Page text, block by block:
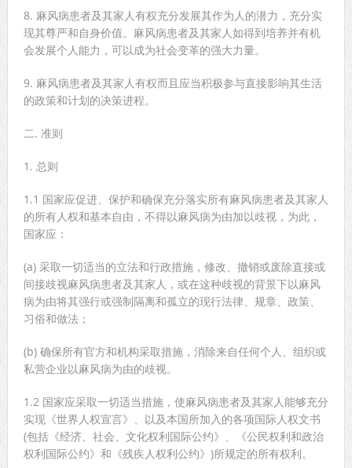
8. 麻风病患者及其家人有权充分发展其作为人的潜力，充分实
现其尊严和自身价值。麻风病患者及其家人如得到培养并有机
会发展个人能力，可以成为社会变革的强大力量。
9. 麻风病患者及其家人有权而且应当积极参与直接影响其生活
的政策和计划的决策进程。
二. 准则
1. 总则
1.1 国家应促进、保护和确保充分落实所有麻风病患者及其家人
的所有人权和基本自由，不得以麻风病为由加以歧视，为此，
国家应：
(a) 采取一切适当的立法和行政措施，修改、撤销或废除直接或
间接歧视麻风病患者及其家人，或在这种歧视的背景下以麻风
病为由将其强行或强制隔离和孤立的现行法律、规章、政策、
习俗和做法；
(b) 确保所有官方和机构采取措施，消除来自任何个人、组织或
私营企业以麻风病为由的歧视。
1.2 国家应采取一切适当措施，使麻风病患者及其家人能够充分
实现《世界人权宣言》、以及本国所加入的各项国际人权文书
(包括《经济、社会、文化权利国际公约》、《公民权利和政治
权利国际公约》和《残疾人权利公约》)所规定的所有权利。